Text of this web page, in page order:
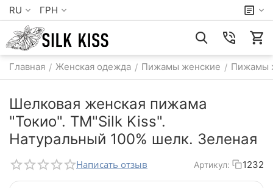
RU ГРН
Главная / Женская одежда / Пижамы женские / Пижамы
Шелковая женская пижама
"Токио". TM"Silk Kiss".
Натуральный 100% шелк. Зеленая
Написать отзыв Артикул: 1232